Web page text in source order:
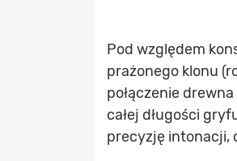
Pod względem
prażonego klonu
połączenie
całej długości
precyzję intonacji,